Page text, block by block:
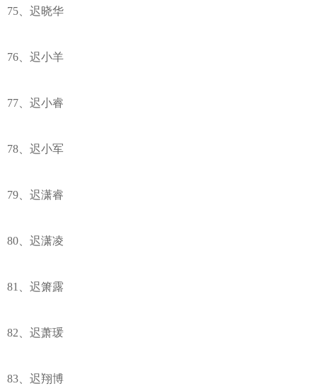
75、迟晓华
76、迟小羊
77、迟小睿
78、迟小军
79、迟潇睿
80、迟潇凌
81、迟箫露
82、迟萧瑗
83、迟翔博